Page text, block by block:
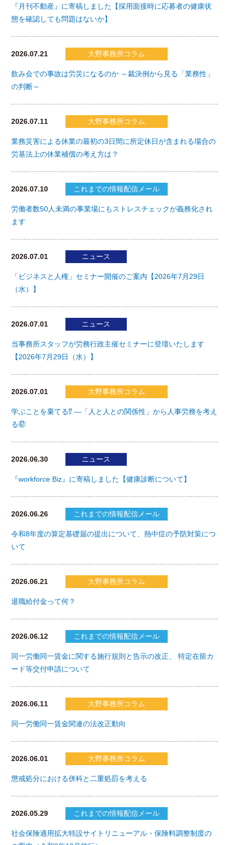
『月刊不動産』に寄稿しました【採用面接時に応募者の健康状
態を確認しても問題はないか】
2026.07.21 大野事務所コラム
飲み会での事故は労災になるのか ～裁決例から見る「業務性」
の判断～
2026.07.11 大野事務所コラム
業務災害による休業の最初の3日間に所定休日が含まれる場合の
労基法上の休業補償の考え方は？
2026.07.10 これまでの情報配信メール
労働者数50人未満の事業場にもストレスチェックが義務化され
ます
2026.07.01 ニュース
「ビジネスと人権」セミナー開催のご案内【2026年7月29日
（水）】
2026.07.01 ニュース
当事務所スタッフが労務行政主催セミナーに登壇いたします
【2026年7月29日（水）】
2026.07.01 大野事務所コラム
学ぶことを棄てる⁉ ―「人と人との関係性」から人事労務を考え
る㊼
2026.06.30 ニュース
『workforce Biz』に寄稿しました【健康診断について】
2026.06.26 これまでの情報配信メール
令和8年度の算定基礎届の提出について、熱中症の予防対策につ
いて
2026.06.21 大野事務所コラム
退職給付金って何？
2026.06.12 これまでの情報配信メール
同一労働同一賃金に関する施行規則と告示の改正、 特定在留カ
ード等交付申請について
2026.06.11 大野事務所コラム
同一労働同一賃金関連の法改正動向
2026.06.01 大野事務所コラム
懲戒処分における併科と二重処罰を考える
2026.05.29 これまでの情報配信メール
社会保険適用拡大特設サイトリニューアル・保険料調整制度の